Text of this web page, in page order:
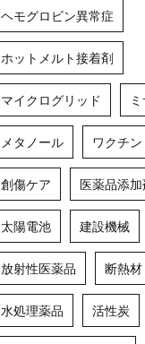
ヘモグロビン異常症
ホットメルト接着剤
マイクログリッド
メタノール ワクチン
創傷ケア 医薬品添加
太陽電池 建設機械
放射性医薬品 断熱材
水処理薬品 活性炭